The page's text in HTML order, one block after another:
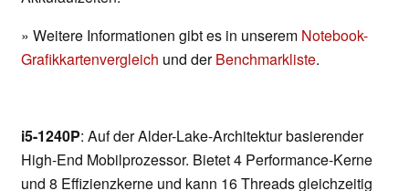
» Weitere Informationen gibt es in unserem Notebook-
Grafikkartenvergleich und derBenchmarkliste.
i5-1240P: Auf der Alder-Lake-Architektur basierender
High-End Mobilprozessor. Bietet 4 Performance-Kerne
und 8 Effizienzkerne und kann 16 Threads gleichzeitig